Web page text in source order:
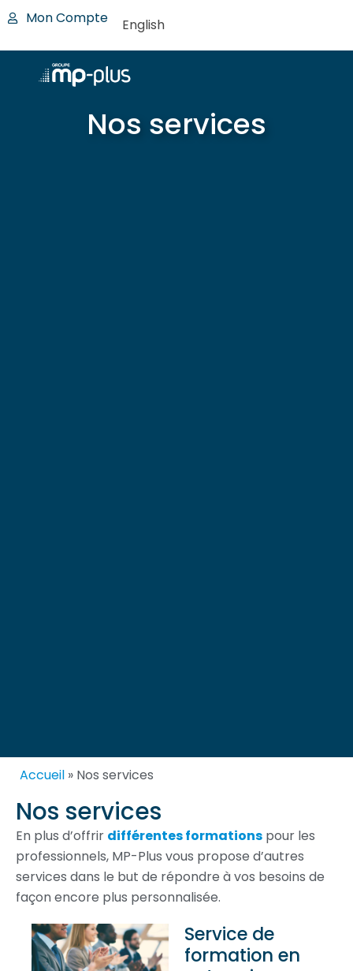
Mon Compte English
Nos services
Accueil » Nos services
Nos services
En plus d’offrir différentes formations pour les
professionnels, MP-Plus vous propose d’autres
services dans le but de répondre à vos besoins de
façon encore plus personnalisée.
Service de
formation en